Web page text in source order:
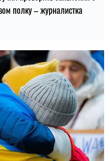
при подсчете